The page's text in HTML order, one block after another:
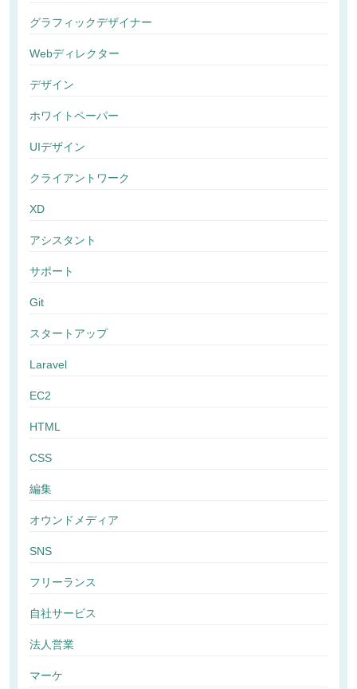
グラフィックデザイナー
Webディレクター
デザイン
ホワイトペーパー
UIデザイン
クライアントワーク
XD
アシスタント
サポート
Git
スタートアップ
Laravel
EC2
HTML
CSS
編集
オウンドメディア
SNS
フリーランス
自社サービス
法人営業
マーケ